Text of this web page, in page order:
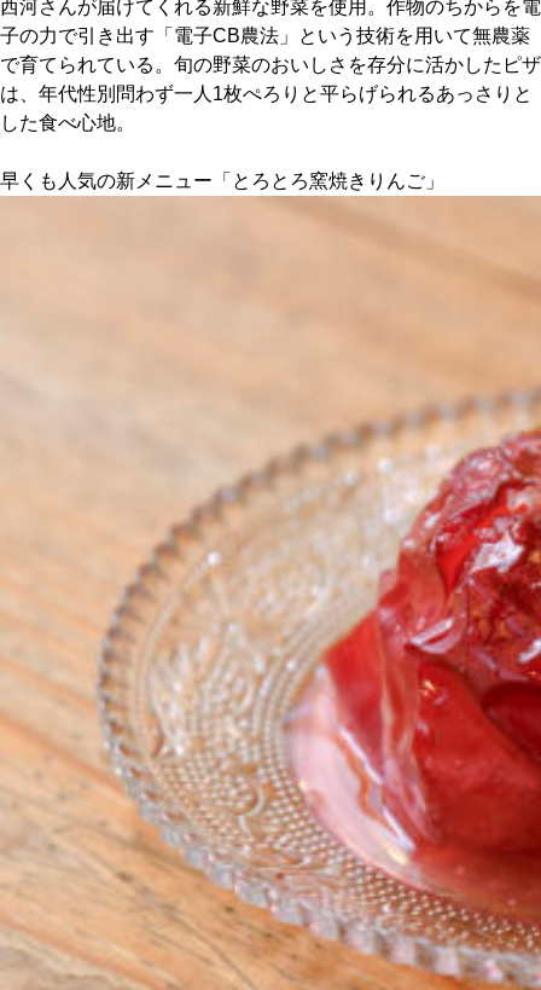
西河さんが届けてくれる新鮮な野菜を使用。作物のちからを電
子の力で引き出す「電子CB農法」という技術を用いて無農薬
で育てられている。旬の野菜のおいしさを存分に活かしたピザ
は、年代性別問わず一人1枚ぺろりと平らげられるあっさりと
した食べ心地。
早くも人気の新メニュー「とろとろ窯焼きりんご」